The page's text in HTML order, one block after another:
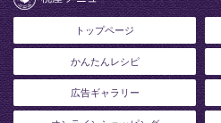
トップページ
かんたんレシピ
広告ギャラリー